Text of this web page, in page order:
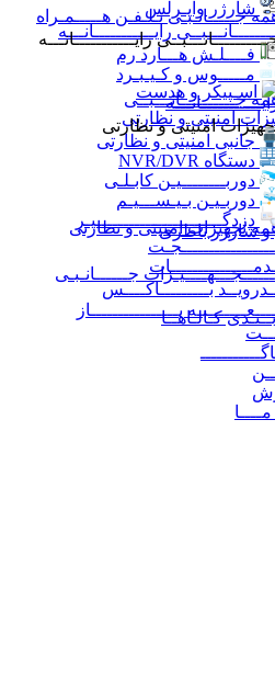
شارژر وایـرلس
جـــــانـبـی تـلـفـن هـــــمـراه
رایـــــــــــانـــه
رایـــــــــــانـــه
فــــلـش هـــارد رم
مـــــوس و کـیـبـرد
اسـپیکر و هدست
جــــــــــانـــبــی
امنیتی و نظارتی
امنیتی و نظارتی
جانبی امنیتی و نظارتی
دستگاه NVR/DVR
دوربــــــــیـن کابـلـی
دوربـیـن بـیـســـیـم
دزدگـــــــــــــــــــــــیـر
تجهیزات امنیتی و نظارتی
شارژر باطری
جــــــانـبـی
بـــــــــاکــــس
بــــــــــــــــازکـالـاهــا